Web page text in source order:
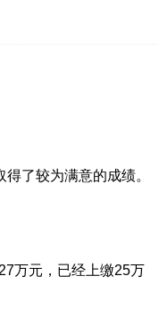
了较为满意的成绩。
万元，已经上缴25万